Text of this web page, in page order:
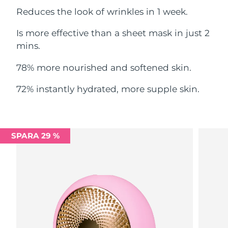
Reduces the look of wrinkles in 1 week.
Is more effective than a sheet mask in just 2
mins.
78% more nourished and softened skin.
72% instantly hydrated, more supple skin.
SPARA 29 %
Filippinerna Förväntad leverans14/08/2026
Polen 12/08/2026
Portugal Förväntad leverans11/08/2026
Puerto Rico Förväntad leverans13/08/2026
Réunion
Förväntad leverans
Saudiarabien Förväntad leverans